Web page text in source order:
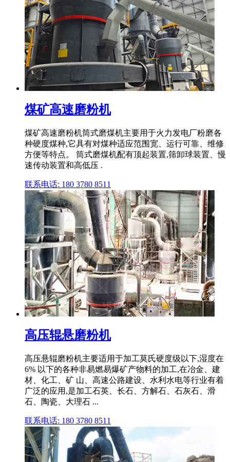
煤矿高速磨粉机
煤矿高速磨粉机筒式磨煤机主要用于火力发电厂粉磨各
种硬度煤种,它具有对煤种适应范围宽、运行可靠、维修
方便等特点。 筒式磨煤机配有顶起装置,筛卸球装置、慢
速传动装置和高低压 .
联系电话: 180 3780 8511
高压辊悬磨粉机
高压悬辊磨粉机主要适用于加工莫氏硬度级以下,湿度在
6% 以下的各种非易燃易爆矿产物料的加工,在冶金、建
材、化工、矿 山、高速公路建设、水利水电等行业有着
广泛的应用,是加工石英、长石、方解石、石灰石、滑
石、陶瓷、大理石 ...
联系电话: 180 3780 8511